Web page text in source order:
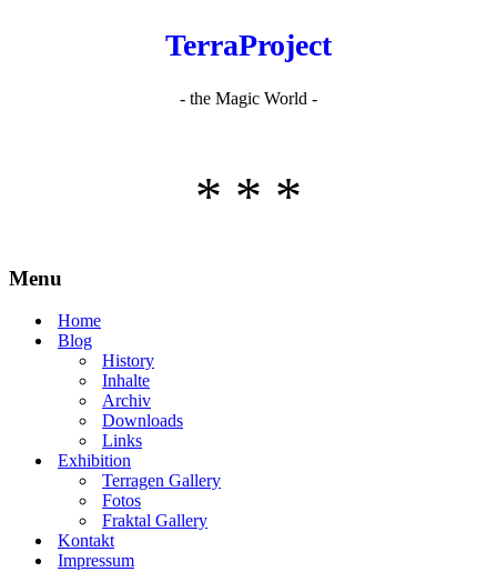
TerraProject
- the Magic World -
* * *
Menu
Home
Blog
History
Inhalte
Archiv
Downloads
Links
Exhibition
Terragen Gallery
Fotos
Fraktal Gallery
Kontakt
Impressum